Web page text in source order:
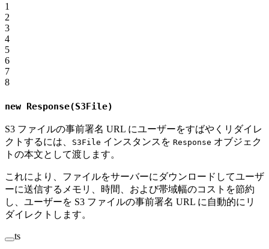
1
2
3
4
5
6
7
8
new Response(S3File)
S3 ファイルの事前署名 URL にユーザーをすばやくリダイレ
クトするには、
S3File インスタンスを Response オブジェク
トの本文として渡します。
これにより、ファイルをサーバーにダウンロードしてユーザ
ーに送信するメモリ、時間、および帯域幅のコストを節約
し、ユーザーを S3 ファイルの事前署名 URL に自動的にリ
ダイレクトします。
ts